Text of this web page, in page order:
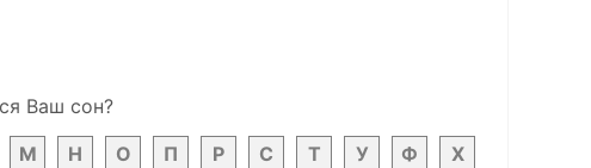
Ваш сон?
М Н О П Р С Т У Ф Х